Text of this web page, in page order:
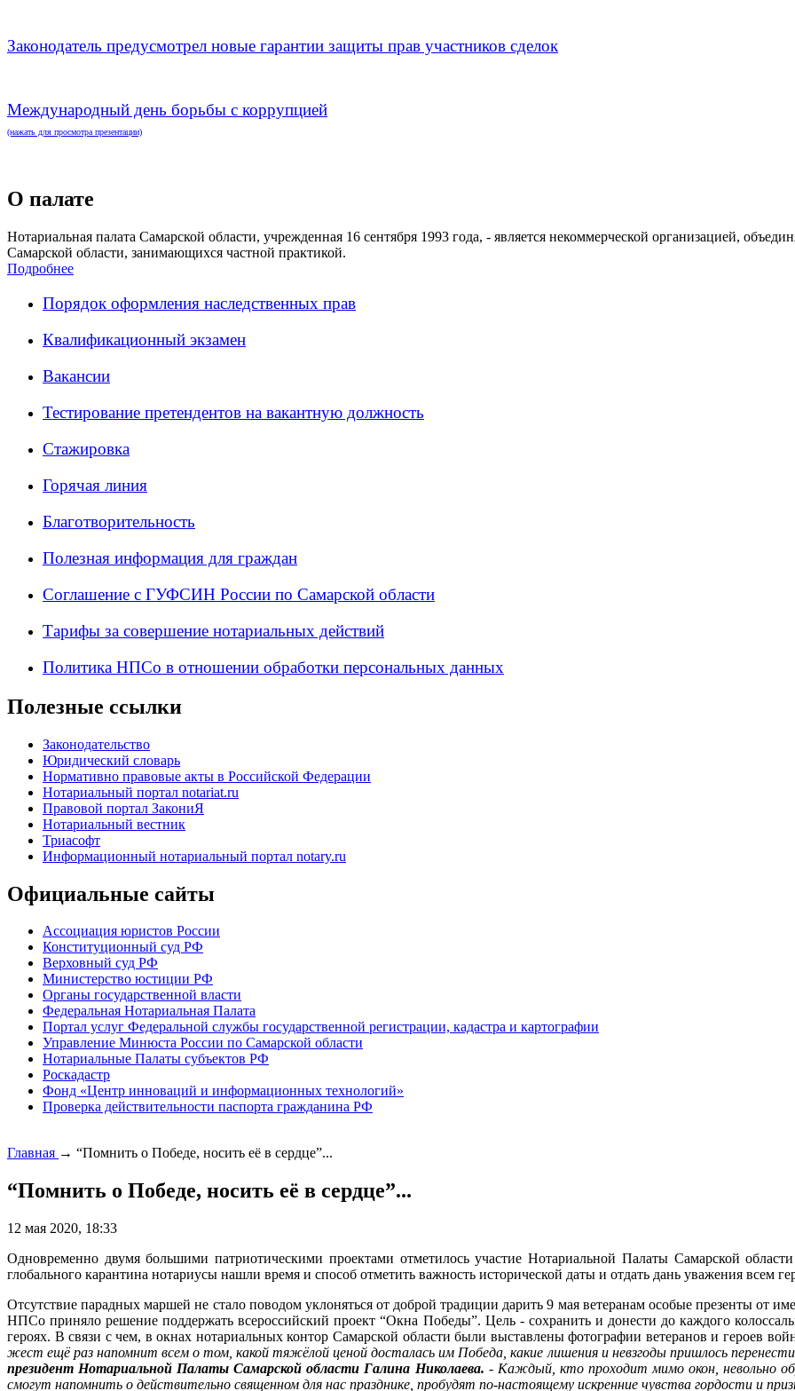
Законодатель предусмотрел новые гарантии защиты прав участников сделок
Международный день борьбы с коррупцией
(нажать для просмотра презентации)
О палате
Нотариальная палата Самарской области, учрежденная 16 сентября 1993 года, - является некоммерческой организацией,
Самарской области, занимающихся частной практикой.
Подробнее
Порядок оформления наследственных прав
Квалификационный экзамен
Вакансии
Тестирование претендентов на вакантную должность
Стажировка
Горячая линия
Благотворительность
Полезная информация для граждан
Соглашение с ГУФСИН России по Самарской области
Тарифы за совершение нотариальных действий
Политика НПСо в отношении обработки персональных данных
Полезные ссылки
Законодательство
Юридический словарь
Нормативно правовые акты в Российской Федерации
Нотариальный портал notariat.ru
Правовой портал ЗакониЯ
Нотариальный вестник
Триасофт
Информационный нотариальный портал notary.ru
Официальные сайты
Ассоциация юристов России
Конституционный суд РФ
Верховный суд РФ
Министерство юстиции РФ
Органы государственной власти
Федеральная Нотариальная Палата
Портал услуг Федеральной службы государственной регистрации, кадастра и картографии
Управление Минюста России по Самарской области
Нотариальные Палаты субъектов РФ
Роскадастр
Фонд «Центр инноваций и информационных технологий»
Проверка действительности паспорта гражданина РФ
Главная → “Помнить о Победе, носить её в сердце”...
“Помнить о Победе, носить её в сердце”...
12 мая 2020, 18:33
Одновременно двумя большими патриотическими проектами отметилось участие Нотариальной Палаты Самарской
глобального карантина нотариусы нашли время и способ отметить важность исторической даты и отдать дань уважения всем
Отсутствие парадных маршей не стало поводом уклоняться от доброй традиции дарить 9 мая ветеранам особые презенты от
НПСо приняло решение поддержать всероссийский проект “Окна Победы”. Цель - сохранить и донести до каждого
героях. В связи с чем, в окнах нотариальных контор Самарской области были выставлены фотографии ветеранов и героев
жест ещё раз напомнит всем о том, какой тяжёлой ценой досталась им Победа, какие лишения и невзгоды пришлось
президент Нотариальной Палаты Самарской области Галина Николаева. -Каждый, кто проходит мимо окон, невольно
смогут напомнить о действительно священном для нас празднике, пробудят по-настоящему искренние чувства гордости и